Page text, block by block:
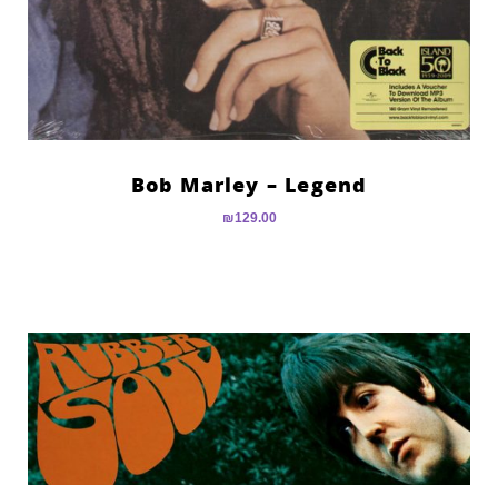
Bob Marley – Legend
₪129.00